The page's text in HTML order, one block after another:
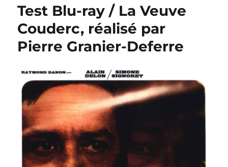
/
simple,
réalisé
Giovanni
Test Blu-ray / La Veuve
Couderc, réalisé par
Pierre Granier-Deferre